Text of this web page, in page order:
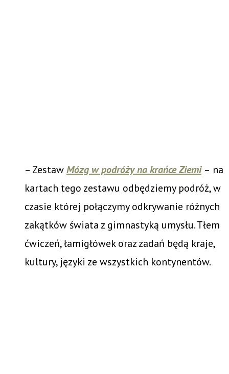
– ZestawMózg w podróży na krańce Ziemi – na
kartach tego zestawu odbędziemy podróż, w
czasie której połączymy odkrywanie różnych
zakątków świata z gimnastyką umysłu. Tłem
ćwiczeń, łamigłówek oraz zadań będą kraje,
kultury, języki ze wszystkich kontynentów.